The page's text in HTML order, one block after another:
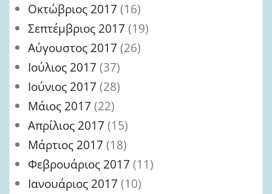
Οκτώβριος 2017 (16)
Σεπτέμβριος 2017 (19)
Αύγουστος 2017 (26)
Ιούλιος 2017 (37)
Ιούνιος 2017 (28)
Μάιος 2017 (22)
Απρίλιος 2017 (15)
Μάρτιος 2017 (18)
Φεβρουάριος 2017 (11)
Ιανουάριος 2017 (10)